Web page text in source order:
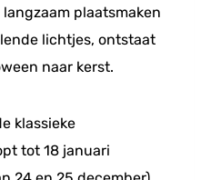
plaatsmaken
lichtjes, ontstaat
naar kerst.
klassieke
tot 18 januari